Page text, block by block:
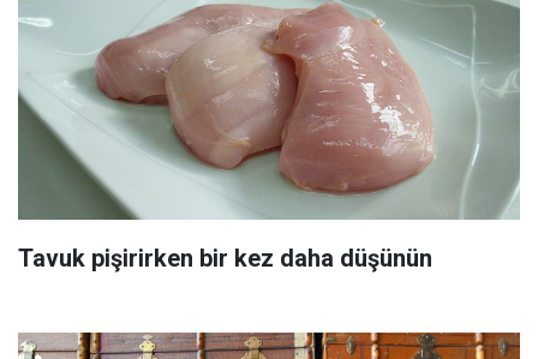
Tavuk pişirirken bir kez daha düşünün